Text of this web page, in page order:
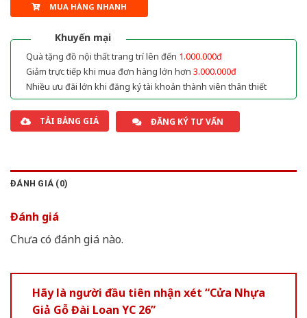
MUA HÀNG NHANH
Khuyến mại
Quà tặng đồ nội thất trang trí lên đến 1.000.000đ
Giảm trực tiếp khi mua đơn hàng lớn hơn 3.000.000đ
Nhiều ưu đãi lớn khi đăng ký tài khoản thành viên thân thiết
TẢI BẢNG GIÁ ĐĂNG KÝ TƯ VẤN
ĐÁNH GIÁ (0)
Đánh giá
Chưa có đánh giá nào.
Hãy là người đầu tiên nhận xét “Cửa Nhựa
Giả Gỗ Đài Loan YC 26”